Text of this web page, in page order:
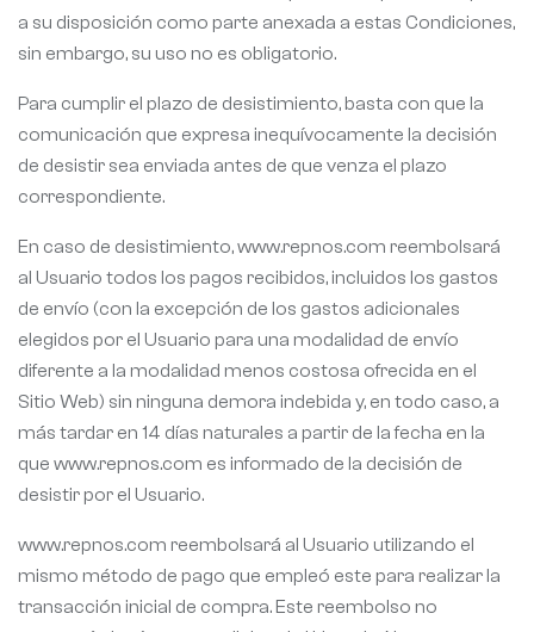
a su disposición como parte anexada a estas Condiciones,
sin embargo, su uso no es obligatorio.
Para cumplir el plazo de desistimiento, basta con que la
comunicación que expresa inequívocamente la decisión
de desistir sea enviada antes de que venza el plazo
correspondiente.
En caso de desistimiento, www.repnos.com reembolsará
al Usuario todos los pagos recibidos, incluidos los gastos
de envío (con la excepción de los gastos adicionales
elegidos por el Usuario para una modalidad de envío
diferente a la modalidad menos costosa ofrecida en el
Sitio Web) sin ninguna demora indebida y, en todo caso, a
más tardar en 14 días naturales a partir de la fecha en la
que www.repnos.com es informado de la decisión de
desistir por el Usuario.
www.repnos.com reembolsará al Usuario utilizando el
mismo método de pago que empleó este para realizar la
transacción inicial de compra. Este reembolso no